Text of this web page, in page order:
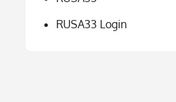
RUSA33 Login